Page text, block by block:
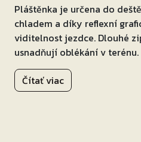
Pláštěnka je určena do
chladem a díky reflexní
viditelnost jezdce. Dlouhé
usnadňují oblékání v terénu.
Pláštěnka je určena do
chladem a díky reflexní
Čítať viac